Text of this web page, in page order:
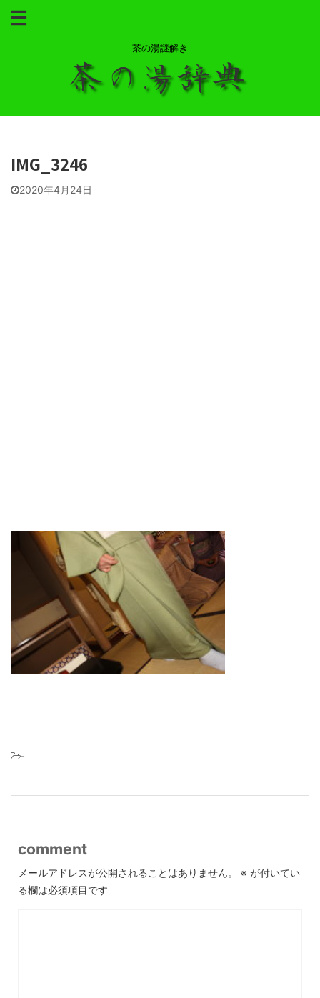
茶の湯謎解き
IMG_3246
2020年4月24日
-
comment
メールアドレスが公開されることはありません。 ※ が付いてい
る欄は必須項目です